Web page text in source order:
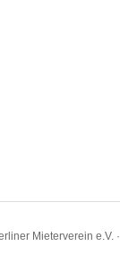
Mieterverein e.V. ·